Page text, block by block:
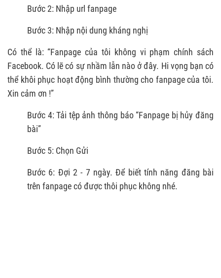
Bước 2: Nhập url fanpage
Bước 3: Nhập nội dung kháng nghị
Có thể là: “Fanpage của tôi không vi phạm chính sách
Facebook. Có lẽ có sự nhầm lẫn nào ở đây. Hi vọng bạn có
thể khôi phục hoạt động bình thường cho fanpage của tôi.
Xin cảm ơn !”
Bước 4: Tải tệp ảnh thông báo “Fanpage bị hủy đăng
bài”
Bước 5: Chọn Gửi
Bước 6: Đợi 2 - 7 ngày. Để biết tính năng đăng bài
trên fanpage có được thôi phục không nhé.